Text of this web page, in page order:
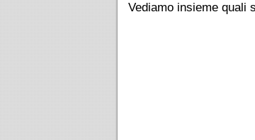
Vediamo insieme quali